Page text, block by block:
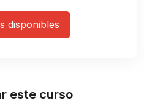
disponibles
este curso